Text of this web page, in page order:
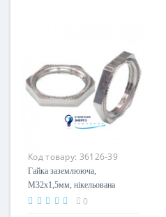
Код товару: 36126-39
Гайка заземлююча,
M32x1,5мм, нікельована
латунь, тип А
0